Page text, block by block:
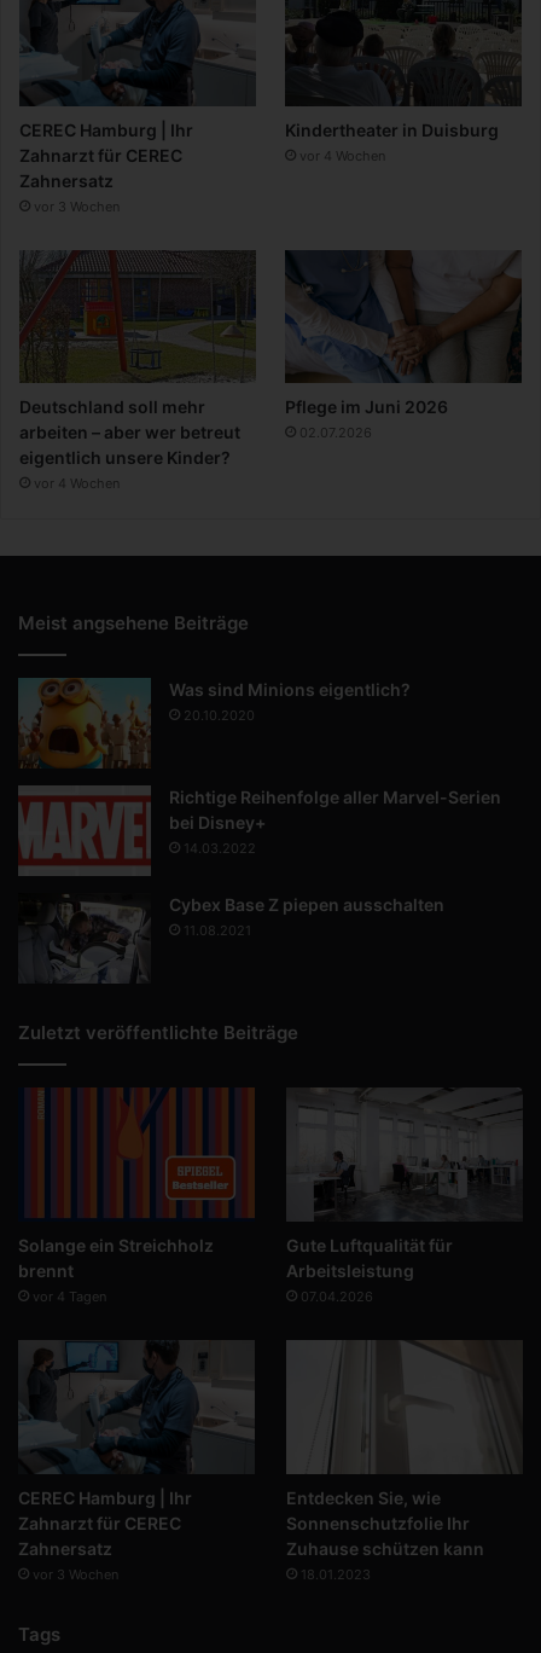
CEREC Hamburg | Ihr
Zahnarzt für CEREC
Zahnersatz
vor 3 Wochen
Kindertheater in Duisburg
vor 4 Wochen
Deutschland soll mehr
arbeiten – aber wer betreut
eigentlich unsere Kinder?
vor 4 Wochen
Pflege im Juni 2026
02.07.2026
Meist angsehene Beiträge
Was sind Minions eigentlich?
20.10.2020
Richtige Reihenfolge aller Marvel-Serien
bei Disney+
14.03.2022
Cybex Base Z piepen ausschalten
11.08.2021
Zuletzt veröffentlichte Beiträge
Solange ein Streichholz
brennt
vor 4 Tagen
Gute Luftqualität für
Arbeitsleistung
07.04.2026
CEREC Hamburg | Ihr
Zahnarzt für CEREC
Zahnersatz
vor 3 Wochen
Entdecken Sie, wie
Sonnenschutzfolie Ihr
Zuhause schützen kann
18.01.2023
Tags